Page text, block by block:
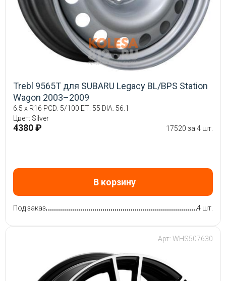
Trebl 9565T для SUBARU Legacy BL/BPS Station
Wagon 2003–2009
6.5 x R16 PCD: 5/100 ET: 55 DIA: 56.1
Цвет: Silver
4380 ₽ 17520 за 4 шт.
В корзину
Под заказ 4 шт.
Арт: WHS507630